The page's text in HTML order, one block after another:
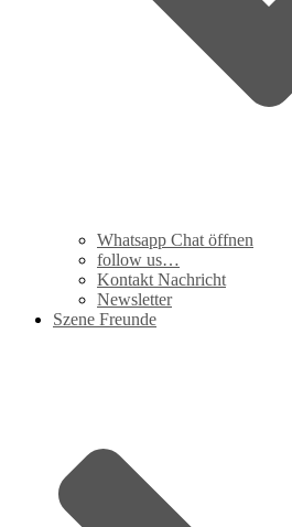
Whatsapp Chat öffnen
follow us…
Kontakt Nachricht
Newsletter
Szene Freunde